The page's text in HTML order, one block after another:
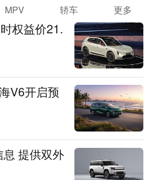
MPV 轿车 更多
权益价21.
V6开启预
提供双外